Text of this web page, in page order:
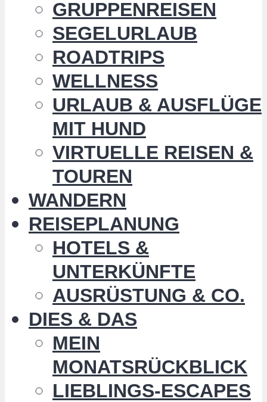
GRUPPENREISEN
SEGELURLAUB
ROADTRIPS
WELLNESS
URLAUB & AUSFLÜGE
MIT HUND
VIRTUELLE REISEN &
TOUREN
WANDERN
REISEPLANUNG
HOTELS &
UNTERKÜNFTE
AUSRÜSTUNG & CO.
DIES & DAS
MEIN
MONATSRÜCKBLICK
LIEBLINGS-ESCAPES